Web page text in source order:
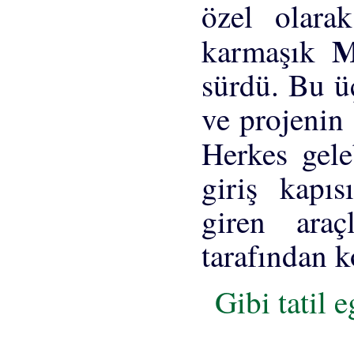
özel
karmaşık
sürdü. Bu
ve projenin
Herkes
giriş
giren
tarafından
Gibi tatil